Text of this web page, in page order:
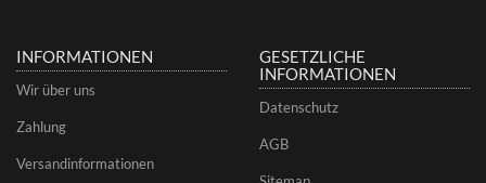
INFORMATIONEN
Wir über uns
Zahlung
Versandinformationen
GESETZLICHE
INFORMATIONEN
Datenschutz
AGB